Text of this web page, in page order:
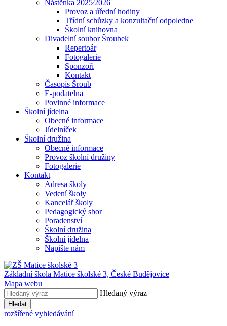
Nástěnka 2025⁄2026
Provoz a úřední hodiny
Třídní schůzky a konzultační odpoledne
Školní knihovna
Divadelní soubor Šroubek
Repertoár
Fotogalerie
Sponzoři
Kontakt
Časopis Šroub
E-podatelna
Povinné informace
Školní jídelna
Obecné informace
Jídelníček
Školní družina
Obecné informace
Provoz školní družiny
Fotogalerie
Kontakt
Adresa školy
Vedení školy
Kancelář školy
Pedagogický sbor
Poradenství
Školní družina
Školní jídelna
Napište nám
Základní škola Matice školské 3, České Budějovice
Mapa webu
Hledaný výraz
Hledat
rozšířené vyhledávání